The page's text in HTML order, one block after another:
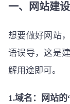
一、网站建
想要做好网站
语误导，这是
解用途即可。
1.域名：网站的